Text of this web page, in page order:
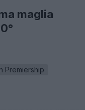
maglia
Premiership